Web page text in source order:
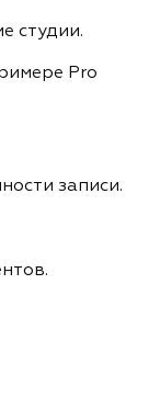
студии.
Pro
записи.